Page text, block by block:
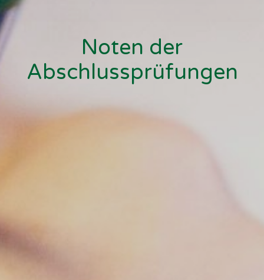
Noten der
Abschlussprüfungen